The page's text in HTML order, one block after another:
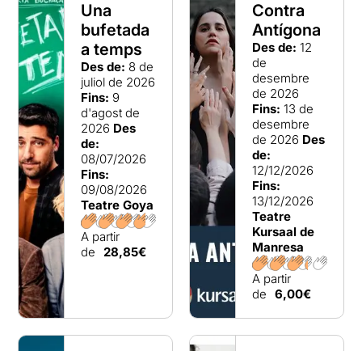
Una
bufetada
a temps
Des de: 8 de
juliol de 2026
Fins: 9
d'agost de
2026 Des
de:
08/07/2026
Fins:
09/08/2026
Teatre Goya
A partir
de 28,85€
Contra
Antígona
Des de: 12
de
desembre
de 2026
Fins: 13 de
desembre
de 2026 Des
de:
12/12/2026
Fins:
13/12/2026
Teatre
Kursaal de
Manresa
A partir
de 6,00€